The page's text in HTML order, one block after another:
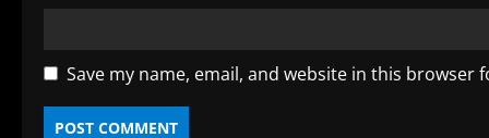
Save my name, email, and website in this browser